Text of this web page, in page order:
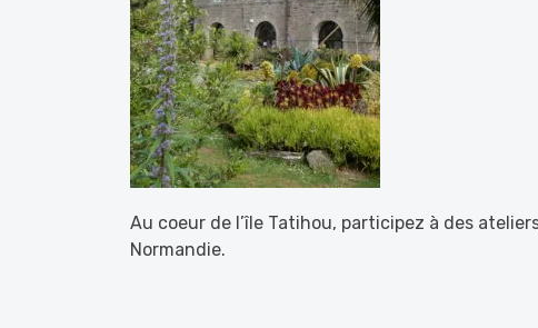
Au coeur de l’île Tatihou, participez à des
Normandie.